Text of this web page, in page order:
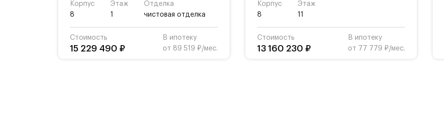
Корпус
8
Этаж
1
Отделка
чистовая отделка
Стоимость
15 229 490 ₽
В ипотеку
от 89 519 ₽/мес.
Корпус
8
Этаж
11
Стоимость
13 160 230 ₽
В ипотеку
от 77 779 ₽/мес.